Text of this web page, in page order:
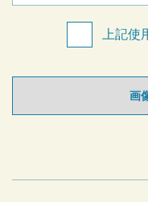
上記使
画